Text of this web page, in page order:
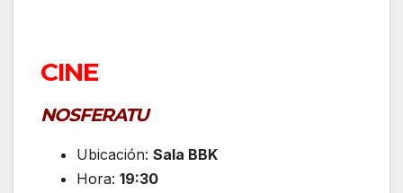
CINE
NOSFERATU
Ubicación: Sala BBK
Hora: 19:30